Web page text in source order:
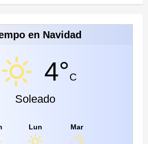
en Navidad
4°C
Soleado
Lun Mar